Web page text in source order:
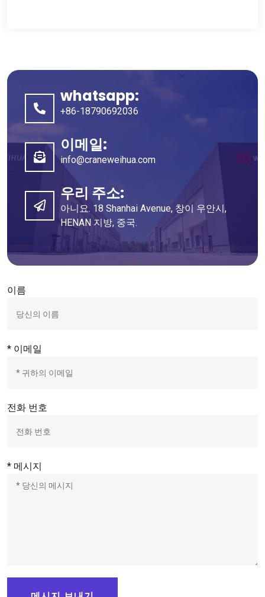
whatsapp:
+86-18790692036
이메일:
info@craneweihua.com
우리 주소:
아니요. 18 Shanhai Avenue, 창이 우안시,
HENAN 지방, 중국.
이름
* 이메일
전화 번호
* 메시지